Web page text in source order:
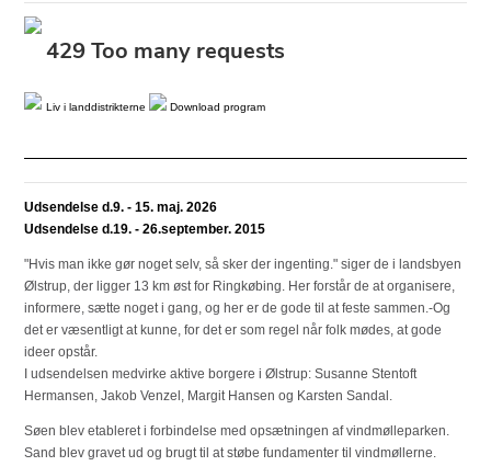
Liv i landdistrikterne Download program
Udsendelse d.9. - 15. maj. 2026
Udsendelse d.19. - 26.september. 2015
"Hvis man ikke gør noget selv, så sker der ingenting." siger de i landsbyen
Ølstrup, der ligger 13 km øst for Ringkøbing. Her forstår de at organisere,
informere, sætte noget i gang, og her er de gode til at feste sammen.-Og
det er væsentligt at kunne, for det er som regel når folk mødes, at gode
ideer opstår.
I udsendelsen medvirke aktive borgere i Ølstrup: Susanne Stentoft
Hermansen, Jakob Venzel, Margit Hansen og Karsten Sandal.
Søen blev etableret i forbindelse med opsætningen af vindmølleparken.
Sand blev gravet ud og brugt til at støbe fundamenter til vindmøllerne.